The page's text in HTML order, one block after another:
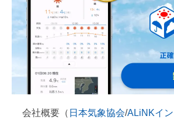
会社概要（ 日本気象協会/ALiNKイ